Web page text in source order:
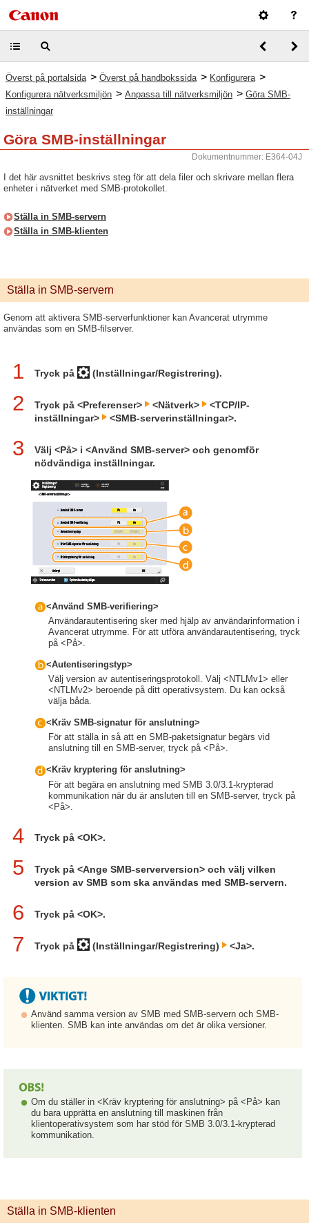
Överst på portalsida > Överst på handbokssida > Konfigurera >
Konfigurera nätverksmiljön > Anpassa till nätverksmiljön > Göra SMB-
inställningar
Göra SMB-inställningar
Dokumentnummer: E364-04J
I det här avsnittet beskrivs steg för att dela filer och skrivare mellan flera
enheter i nätverket med SMB-protokollet.
Ställa in SMB-servern
Ställa in SMB-klienten
Ställa in SMB-servern
Genom att aktivera SMB-serverfunktioner kan Avancerat utrymme
användas som en SMB-filserver.
1 Tryck på (Inställningar/Registrering).
2 Tryck på <Preferenser> <Nätverk>
<TCP/IP-
inställningar>
<SMB-serverinställningar>.
3
Välj <På> i <Använd SMB-server> och genomför
nödvändiga inställningar.
<Använd SMB-verifiering>
Användarautentisering sker med hjälp av användarinformation i
Avancerat utrymme. För att utföra användarautentisering, tryck
på <På>.
<Autentiseringstyp>
Välj version av autentiseringsprotokoll. Välj <NTLMv1> eller
<NTLMv2> beroende på ditt operativsystem. Du kan också
välja båda.
<Kräv SMB-signatur för anslutning>
För att ställa in så att en SMB-paketsignatur begärs vid
anslutning till en SMB-server, tryck på <På>.
<Kräv kryptering för anslutning>
För att begära en anslutning med SMB 3.0/3.1-krypterad
kommunikation när du är ansluten till en SMB-server, tryck på
<På>.
4 Tryck på <OK>.
5
Tryck på <Ange SMB-serverversion> och välj vilken
version av SMB som ska användas med SMB-servern.
6 Tryck på <OK>.
7 Tryck på (Inställningar/Registrering) <Ja>.
Använd samma version av SMB med SMB-servern och SMB-
klienten. SMB kan inte användas om det är olika versioner.
Om du ställer in <Kräv kryptering för anslutning> på <På> kan
du bara upprätta en anslutning till maskinen från
klientoperativsystem som har stöd för SMB 3.0/3.1-krypterad
kommunikation.
Ställa in SMB-klienten